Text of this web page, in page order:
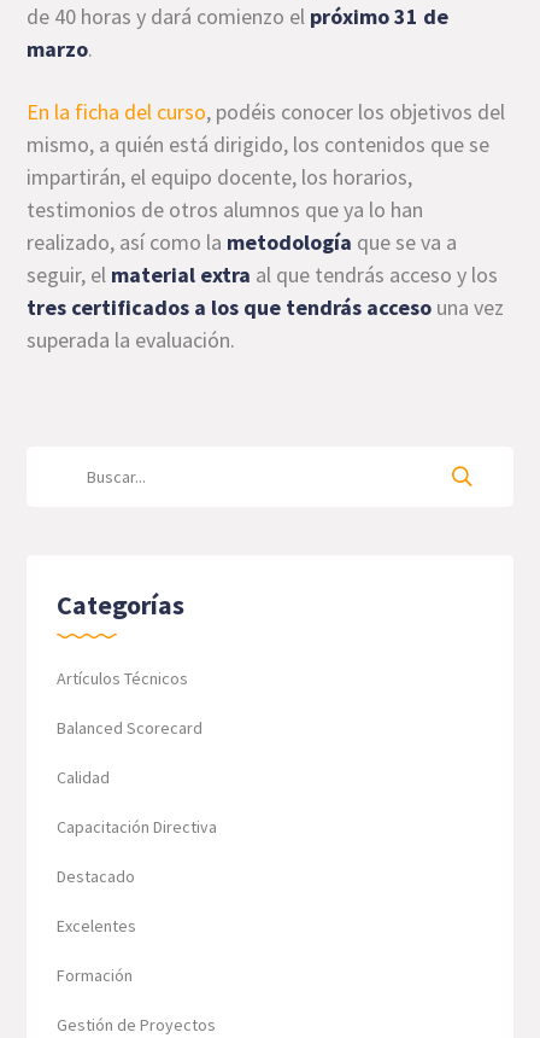
de 40 horas y dará comienzo el próximo 31 de
marzo.
En la ficha del curso, podéis conocer los objetivos del
mismo, a quién está dirigido, los contenidos que se
impartirán, el equipo docente, los horarios,
testimonios de otros alumnos que ya lo han
realizado, así como la metodología que se va a
seguir, el material extra al que tendrás acceso y los
tres certificados a los que tendrás acceso una vez
superada la evaluación.
Categorías
Artículos Técnicos
Balanced Scorecard
Calidad
Capacitación Directiva
Destacado
Excelentes
Formación
Gestión de Proyectos